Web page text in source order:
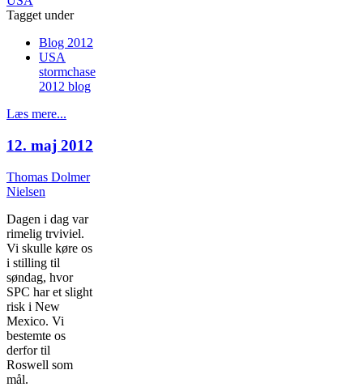
Tagget under
Blog 2012
USA
stormchase
2012 blog
Læs mere...
12. maj 2012
Thomas Dolmer
Nielsen
Dagen i dag var
rimelig trviviel.
Vi skulle køre os
i stilling til
søndag, hvor
SPC har et slight
risk i New
Mexico. Vi
bestemte os
derfor til
Roswell som
mål.